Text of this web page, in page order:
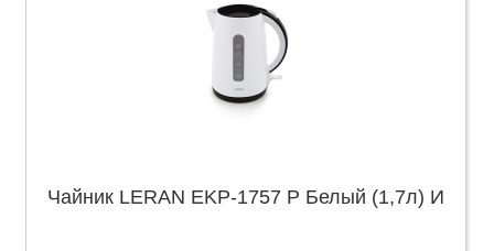
Чайник LERAN EKP-1757 P Белый (1,7л) И